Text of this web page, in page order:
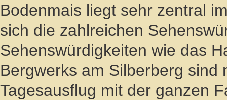
Bodenmais liegt sehr zentral
sich die zahlreichen
Sehenswürdigkeiten wie das
Bergwerks am Silberberg
Tagesausflug mit der ganzen